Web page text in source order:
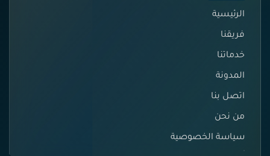
الرئيسية
فريقنا
خدماتنا
المدونة
اتصل بنا
من نحن
سياسة الخصوصية